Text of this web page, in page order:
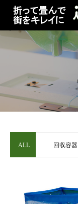
ALL 回収容器